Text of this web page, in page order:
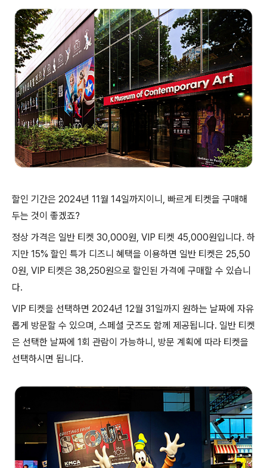
할인 기간은 2024년 11월 14일까지이니, 빠르게 티켓을 구매해
두는 것이 좋겠죠?
정상 가격은 일반 티켓 30,000원, VIP 티켓 45,000원입니다. 하
지만 15% 할인 특가 디즈니 혜택을 이용하면 일반 티켓은 25,50
0원, VIP 티켓은 38,250원으로 할인된 가격에 구매할 수 있습니
다.
VIP 티켓을 선택하면 2024년 12월 31일까지 원하는 날짜에 자유
롭게 방문할 수 있으며, 스페셜 굿즈도 함께 제공됩니다. 일반 티켓
은 선택한 날짜에 1회 관람이 가능하니, 방문 계획에 따라 티켓을
선택하시면 됩니다.